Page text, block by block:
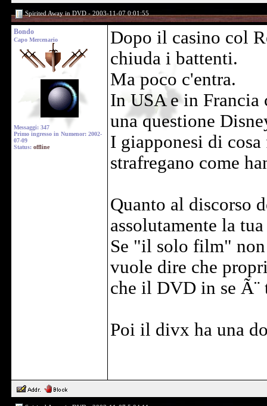
Spirited Away in DVD - 2003-11-07 0:01:55
Bondo
Capo Mercenario
Messaggi: 347
Primo ingresso in Numenor: 2002-
07-09
Status: offline
Dopo il casino col
chiuda i battenti.
Ma poco c'entra.
In USA e in Francia
una questione
I giapponesi di
strafregano come
Quanto al discorso
assolutamente la
Se "il solo film"
vuole dire che
che il DVD in se Ã¨
Poi il divx ha una